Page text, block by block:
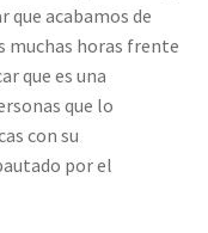
que acabamos de
muchas horas frente
que es una
que lo
con su
por el